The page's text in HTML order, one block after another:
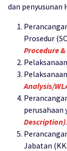
dan penyusunan
Prosedur
Procedure
Analysis/
Description).
Jabatan